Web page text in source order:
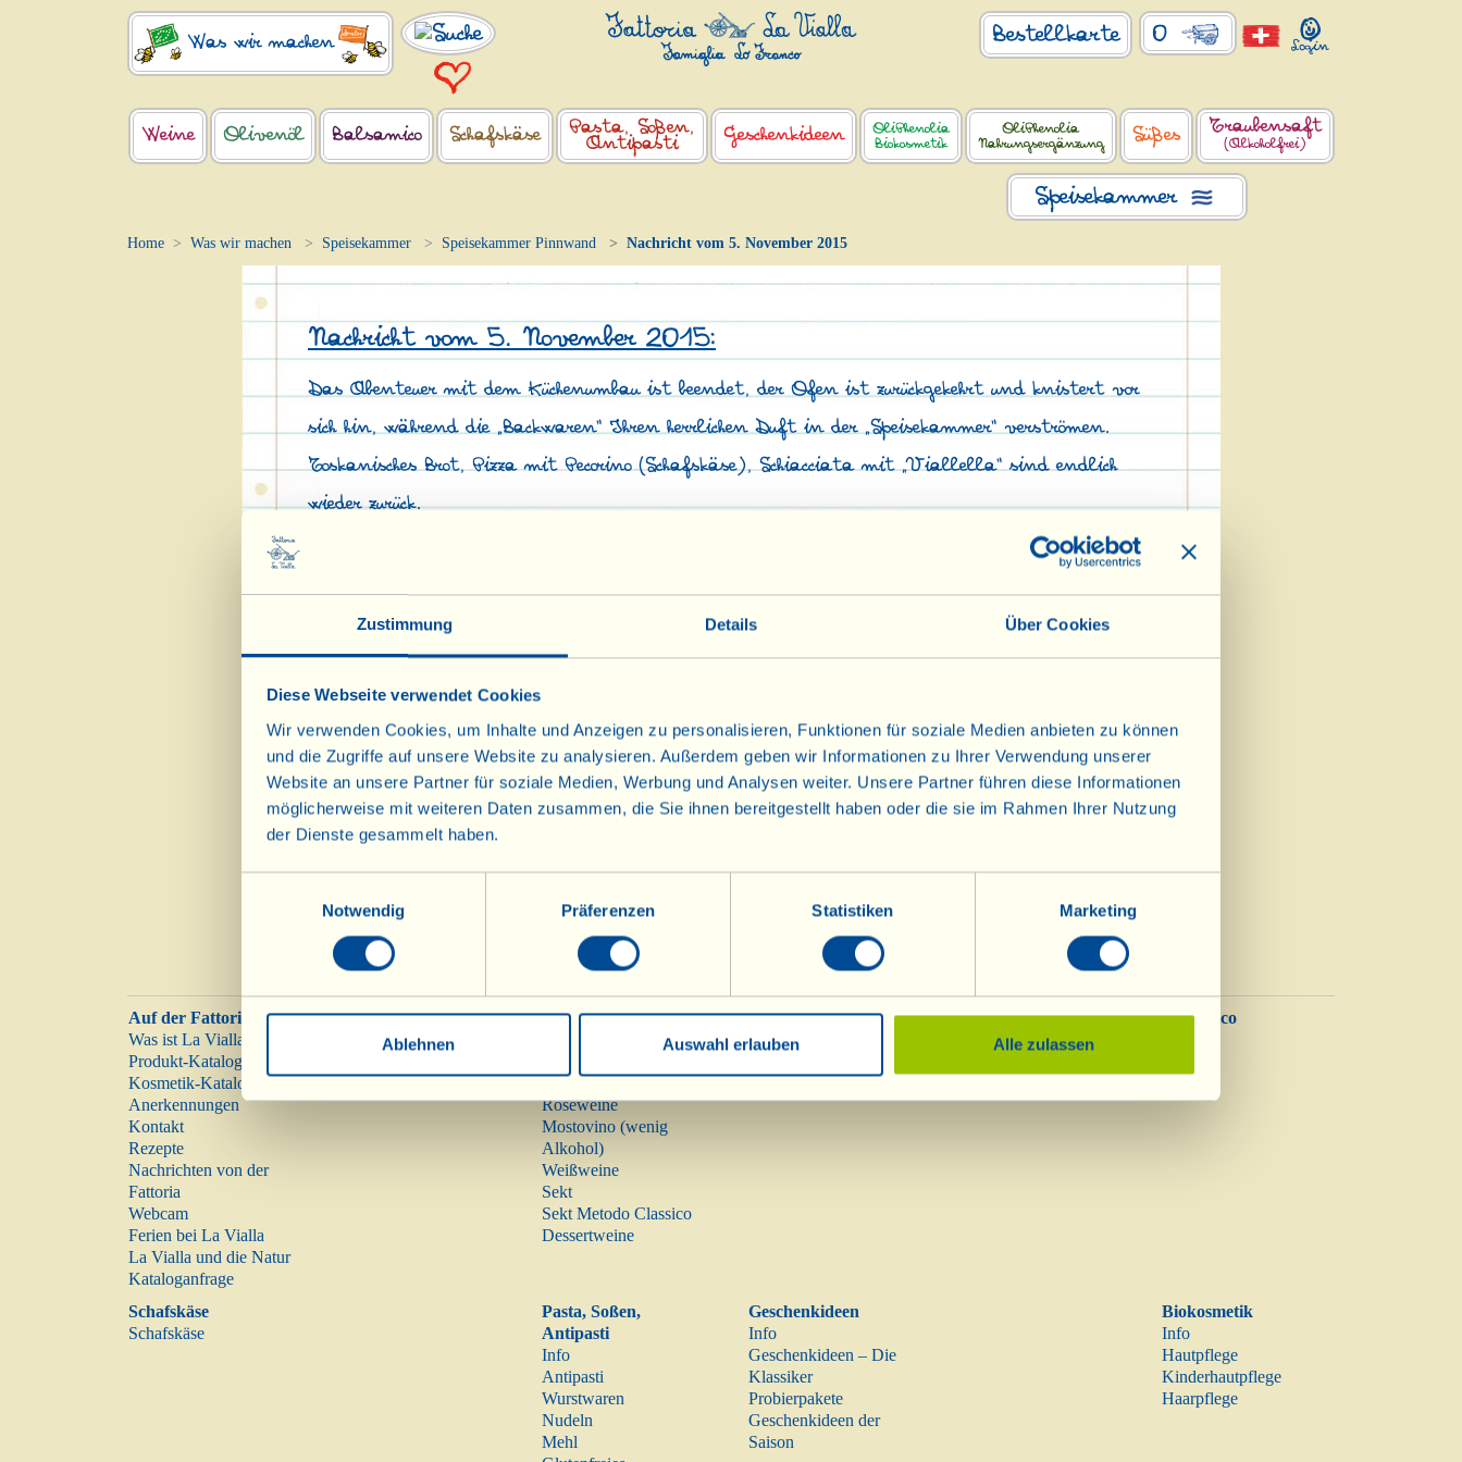
Zustimmung Details Über Cookies
Diese Webseite verwendet Cookies
Wir verwenden Cookies, um Inhalte und Anzeigen zu personalisieren, Funktionen für soziale Medien anbieten zu können
und die Zugriffe auf unsere Website zu analysieren. Außerdem geben wir Informationen zu Ihrer Verwendung unserer
Website an unsere Partner für soziale Medien, Werbung und Analysen weiter. Unsere Partner führen diese Informationen
möglicherweise mit weiteren Daten zusammen, die Sie ihnen bereitgestellt haben oder die sie im Rahmen Ihrer Nutzung
der Dienste gesammelt haben.
Notwendig
Präferenzen Statistiken Marketing
Ablehnen Auswahl erlauben Alle zulassen
Was wir machen 0
Bestellkarte
Weine Olivenöl Balsamico Schafskäse
Pasta, Soßen,
Antipasti
Geschenkideen
OliPhenolia
Biokosmetik
OliPhenolia
Nahrungsergänzung
Süßes Traubensaft
(Alkoholfrei)
Speisekammer
Home Was wir machen Speisekammer Speisekammer Pinnwand Nachricht vom 5. November 2015
Nachricht vom 5. November 2015:
Das Abenteuer mit dem Küchenumbau ist beendet, der Ofen ist zurückgekehrt und knistert vor
sich hin, während die „Backwaren“ Ihren herrlichen Duft in der „Speisekammer“ verströmen.
Toskanisches Brot, Pizza mit Pecorino (Schafskäse), Schiacciata mit „Viallella“ sind endlich
wieder zurück.
Auf der Fattoria
Was ist La Vialla
Produkt-Katalog
Kosmetik-Katalog
Anerkennungen
Kontakt
Rezepte
Nachrichten von der
Fattoria
Webcam
Ferien bei La Vialla
La Vialla und die Natur
Kataloganfrage
Weine
Raritäten
Roséweine
Mostovino (wenig
Alkohol)
Weißweine
Sekt
Sekt Metodo Classico
Dessertweine
Olivenöl
Olivenöl
Balsamico
Schafskäse
Schafskäse
Pasta, Soßen,
Antipasti
Info
Antipasti
Wurstwaren
Nudeln
Mehl
Geschenkideen
Info
Geschenkideen – Die
Klassiker
Probierpakete
Geschenkideen der
Saison
Biokosmetik
Info
Hautpflege
Kinderhautpflege
Haarpflege